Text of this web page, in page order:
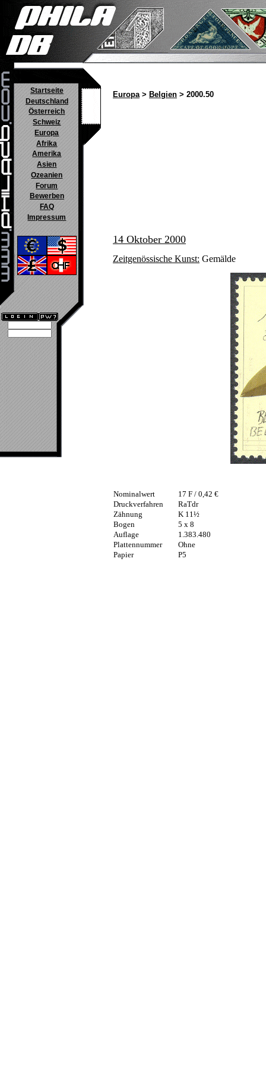
Startseite
Deutschland
Österreich
Schweiz
Europa
Afrika
Amerika
Asien
Ozeanien
Forum
Bewerben
FAQ
Impressum
Europa> Belgien > 2000.50
14 Oktober 2000
Zeitgenössische Kunst: Gemälde
Nominalwert
17 F / 0,42 €
Druckverfahren
RaTdr
Zähnung
K 11½
Bogen
5 x 8
Auflage
1.383.480
Plattennummer
Ohne
Papier
P5